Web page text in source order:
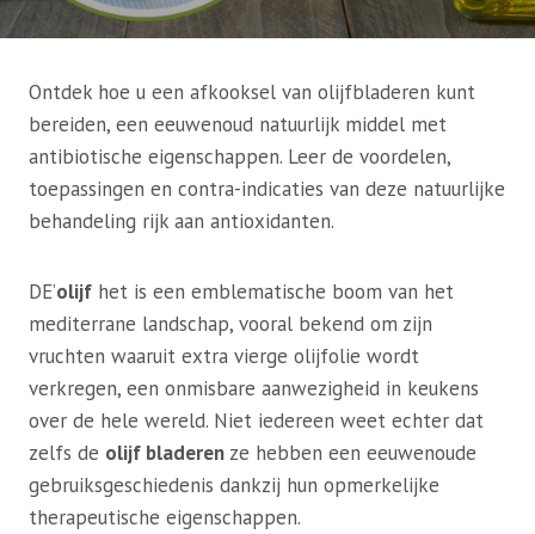
Ontdek hoe u een afkooksel van olijfbladeren kunt
bereiden, een eeuwenoud natuurlijk middel met
antibiotische eigenschappen. Leer de voordelen,
toepassingen en contra-indicaties van deze natuurlijke
behandeling rijk aan antioxidanten.
DE’olijf het is een emblematische boom van het
mediterrane landschap, vooral bekend om zijn
vruchten waaruit extra vierge olijfolie wordt
verkregen, een onmisbare aanwezigheid in keukens
over de hele wereld. Niet iedereen weet echter dat
zelfs de olijf bladeren ze hebben een eeuwenoude
gebruiksgeschiedenis dankzij hun opmerkelijke
therapeutische eigenschappen.